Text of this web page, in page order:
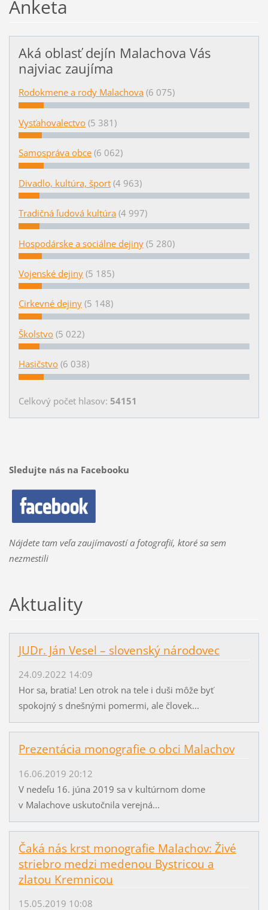
Anketa
Aká oblasť dejín Malachova Vás
najviac zaujíma
Rodokmene a rody Malachova (6 075)
Vysťahovalectvo (5 381)
Samospráva obce (6 062)
Divadlo, kultúra, šport (4 963)
Tradičná ľudová kultúra (4 997)
Hospodárske a sociálne dejiny (5 280)
Vojenské dejiny (5 185)
Cirkevné dejiny (5 148)
Školstvo (5 022)
Hasičstvo (6 038)
Celkový počet hlasov: 54151
Sledujte nás na Facebooku
Nájdete tam veľa zaujímavostí a fotografií, ktoré sa sem
nezmestili
Aktuality
JUDr. Ján Vesel – slovenský národovec
24.09.2022 14:09
Hor sa, bratia! Len otrok na tele i duši môže byť
spokojný s dnešnými pomermi, ale človek...
Prezentácia monografie o obci Malachov
16.06.2019 20:12
V nedeľu 16. júna 2019 sa v kultúrnom dome
v Malachove uskutočnila verejná...
Čaká nás krst monografie Malachov: Živé
striebro medzi medenou Bystricou a
zlatou Kremnicou
15.05.2019 10:08